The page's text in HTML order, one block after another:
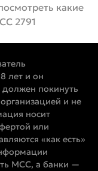
какие
2791
лет и он
покинуть
и не
носит
или
«как есть»
MCC, а банки —